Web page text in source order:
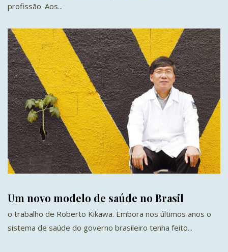
profissão. Aos...
Um novo modelo de saúde no Brasil
o trabalho de Roberto Kikawa. Embora nos últimos anos o
sistema de saúde do governo brasileiro tenha feito...